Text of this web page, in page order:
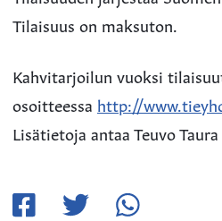
Tilaisuus on maksuton.
Kahvitarjoilun vuoksi
osoitteessa http://
Lisätietoja antaa Teuvo